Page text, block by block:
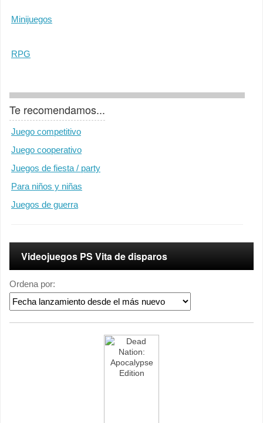
Minijuegos
RPG
Te recomendamos...
Juego competitivo
Juego cooperativo
Juegos de fiesta / party
Para niños y niñas
Juegos de guerra
Videojuegos PS Vita de disparos
Ordena por: